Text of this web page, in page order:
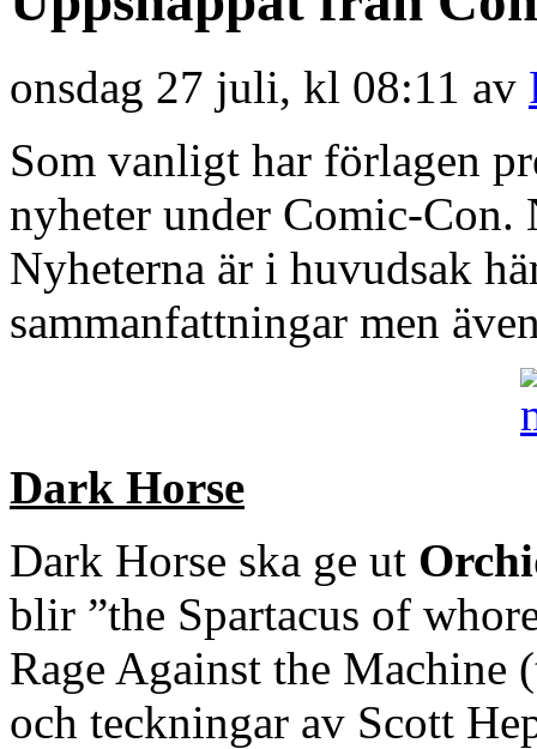
onsdag 27 juli, kl 08:11 av
Som vanligt har förlagen
nyheter under Comic-Con.
Nyheterna är i huvudsak
sammanfattningar men
Dark Horse
Dark Horse ska ge ut
blir ”the Spartacus of
Rage Against the Machine
och teckningar av Scott